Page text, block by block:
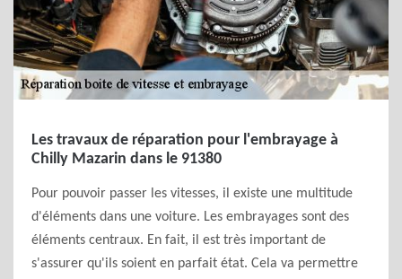
Les travaux de réparation pour l'embrayage à
Chilly Mazarin dans le 91380
Pour pouvoir passer les vitesses, il existe une multitude
d'éléments dans une voiture. Les embrayages sont des
éléments centraux. En fait, il est très important de
s'assurer qu'ils soient en parfait état. Cela va permettre